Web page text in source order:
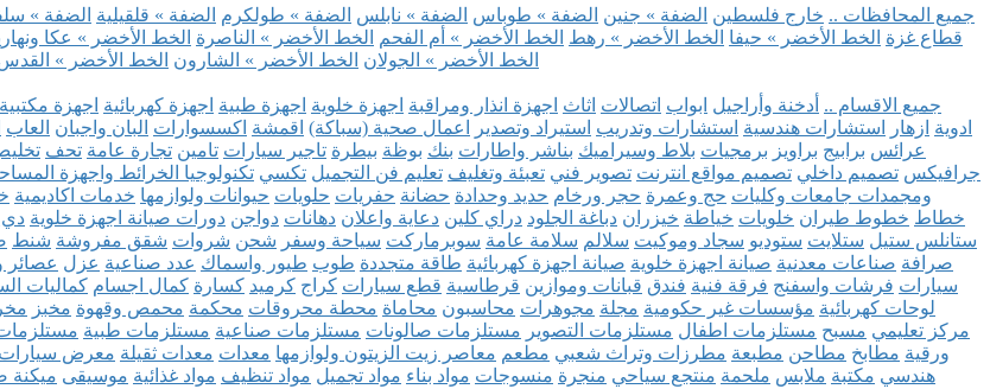
.. جميع المحافظات .. خارج فلسطين الضفة » جنين الضفة » طوباس الضفة » نابلس الضفة » طولكرم الضفة » قلقيلية الضفة »
قطاع غزة الخط الأخضر » حيفا الخط الأخضر » رهط الخط الأخضر » أم الفحم الخط الأخضر » الناصرة الخط الأخضر » عكا
الخط الأخضر » الجولان الخط الأخضر » الشارون الخط الأخضر »
.. جميع الاقسام .. أدخنة وأراجيل ابواب اتصالات اثاث اجهزة انذار ومراقبة اجهزة خلوية اجهزة طبية اجهزة كهربائية اجهزة مكتبية
ادوية ازهار استشارات هندسية استشارات وتدريب استيراد وتصدير اعمال صحية (سباكة) اقمشة اكسسوارات البان واجبان العاب
عرائس برابيج براويز برمجيات بلاط وسيراميك بناشر واطارات بنك بوظة بيطرة تاجير سيارات تامين تجارة عامة تحف
جرافيكس تصميم داخلي تصميم مواقع انترنت تصوير فني تعبئة وتغليف تعليم فن التجميل تكسي تكنولوجيا الخرائط واجهزة
ومجمدات جامعات وكليات حج وعمرة حجر ورخام حديد وحدادة حضانة حفريات حلويات حيوانات ولوازمها خدمات اكاديمية
خطاط خطوط طيران خلويات خياطة خيزران دباغة الجلود دراي كلين دعاية واعلان دهانات دواجن دورات صيانة اجهزة خلوية
ستانلس ستيل ستلايت ستوديو سجاد وموكيت سلالم سلامة عامة سوبرماركت سياحة وسفر شحن شروات شقق مفروشة شنط
صرافة صناعات معدنية صيانة اجهزة خلوية صيانة اجهزة كهربائية طاقة متجددة طوب طيور واسماك عدد صناعية عزل عصائر
سيارات فرشات واسفنج فرقة فنية فندق قبانات وموازين قرطاسية قطع سيارات كراج كرميد كسارة كمال اجسام كماليات
لوحات كهربائية مؤسسات غير حكومية مجلة مجوهرات محاسبون محاماة محطة محروقات محكمة محمص وقهوة مخبز
مركز تعليمي مسبح مستلزمات اطفال مستلزمات التصوير مستلزمات صالونات مستلزمات صناعية مستلزمات طبية
ورقية مطابخ مطاحن مطبعة مطرزات وتراث شعبي مطعم معاصر زيت الزيتون ولوازمها معدات معدات ثقيلة معرض سيارات
هندسي مكتبة ملابس ملحمة منتجع سياحي منجرة منسوجات مواد بناء مواد تجميل مواد تنظيف مواد غذائية موسيقى ميكنة